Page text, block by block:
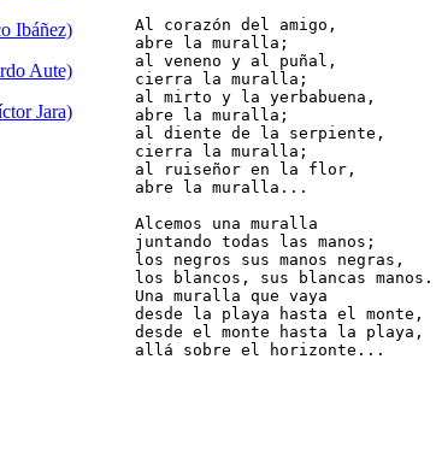
Ibáñez)
Aute)
Jara)
      Al corazón del amigo,
      abre la muralla;
      al veneno y al puñal,
      cierra la muralla;
      al mirto y la yerbabuena,
      abre la muralla;
      al diente de la serpiente,
      cierra la muralla;
      al ruiseñor en la flor,
      abre la muralla...
      Alcemos una muralla
      juntando todas las manos;
      los negros sus manos negras,
      los blancos, sus blancas manos.
      Una muralla que vaya
      desde la playa hasta el monte,
      desde el monte hasta la playa,
      allá sobre el horizonte...